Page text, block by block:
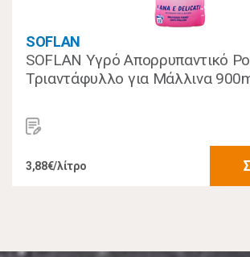
SOFLAN
SOFLAN Υγρό Απορρυπαντικό
Τριαντάφυλλο για Μάλλινα
3,88€/λίτρο